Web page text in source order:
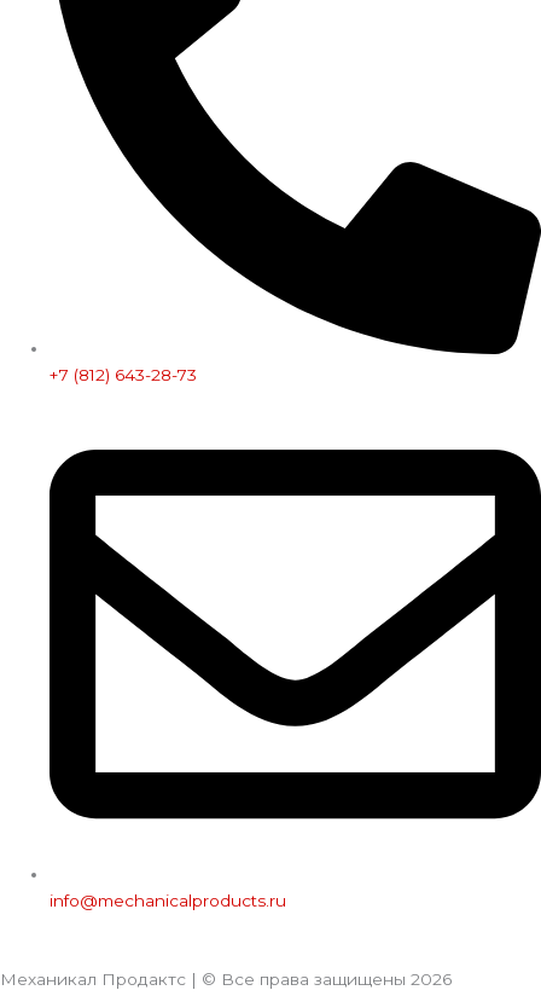
+7 (812) 643-28-73
info@mechanicalproducts.ru
Механикал Продактс | © Все права защищены 2026